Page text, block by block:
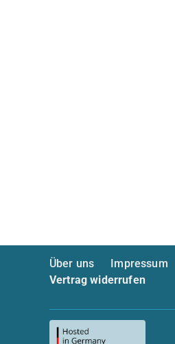
Über uns Impressum
Vertrag widerrufen